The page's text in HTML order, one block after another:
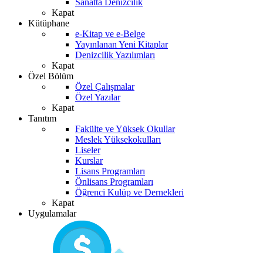
Kapat
Kütüphane
e-Kitap ve e-Belge
Yayınlanan Yeni Kitaplar
Denizcilik Yazılımları
Kapat
Özel Bölüm
Özel Çalışmalar
Özel Yazılar
Kapat
Tanıtım
Fakülte ve Yüksek Okullar
Meslek Yüksekokulları
Liseler
Kurslar
Lisans Programları
Önlisans Programları
Öğrenci Kulüp ve Dernekleri
Kapat
Uygulamalar